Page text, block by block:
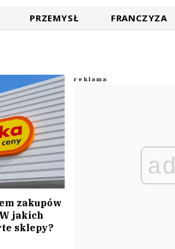
PRZEMYSŁ FRANCZYZA
zakupów
jakich
sklepy?
ad